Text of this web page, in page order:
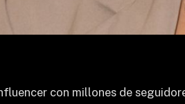
con millones de